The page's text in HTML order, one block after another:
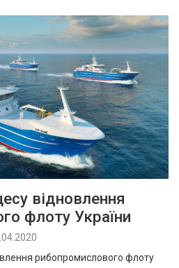
відновлення
флоту України
рибопромислового флоту